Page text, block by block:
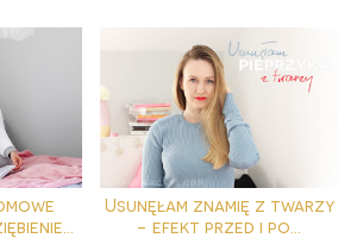
Usunęłam znamię z twarzy
- efekt przed i po...